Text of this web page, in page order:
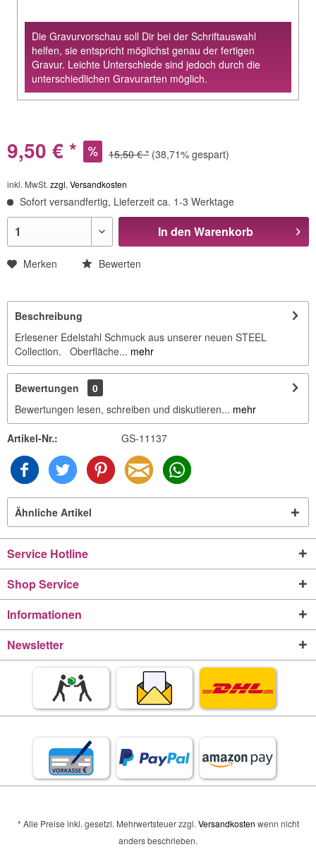
Die Gravurvorschau soll Dir bei der Schriftauswahl
helfen, sie entspricht möglichst genau der fertigen
Gravur. Leichte Unterschiede sind jedoch durch die
unterschiedlichen Gravurarten möglich.
9,50 € * 15,50 € * (38,71% gespart)
inkl. MwSt. zzgl. Versandkosten
Sofort versandfertig, Lieferzeit ca. 1-3 Werktage
In den Warenkorb
Merken Bewerten
Beschreibung
Erlesener Edelstahl Schmuck aus unserer neuen STEEL
Collection. Oberfläche... mehr
Bewertungen
0
Bewertungen lesen, schreiben und diskutieren... mehr
Artikel-Nr.: GS-11137
Ähnliche Artikel
Service Hotline
Shop Service
Informationen
Newsletter
* Alle Preise inkl. gesetzl. Mehrwertsteuer zzgl. Versandkosten wenn nicht
anders beschrieben.